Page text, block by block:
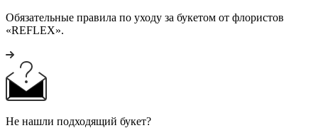
Обязательные правила по уходу за букетом от флористов
«REFLEX».
Не нашли подходящий букет?